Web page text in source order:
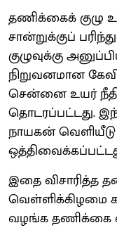
தணிக்கைக் குழு
சான்றுக்குப்
குழுவுக்கு
நிறுவனமான
சென்னை உயர்
தொடரப்பட்டது.
நாயகன் வெளியீடு
இதை விசாரித்த
வெள்ளிக்கிழமை
வழங்க தணிக்கை